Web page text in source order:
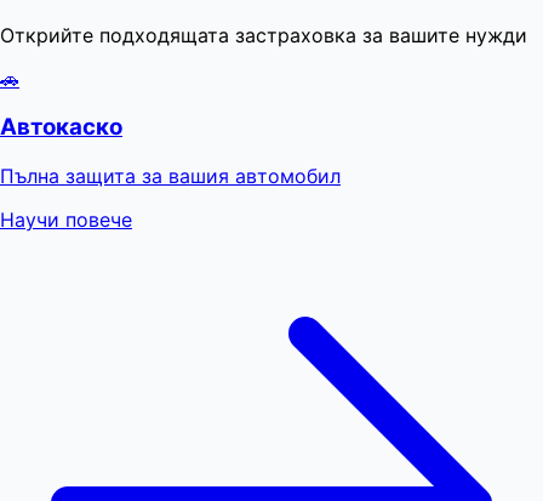
Открийте подходящата застраховка за вашите нужди
🚗
Автокаско
Пълна защита за вашия автомобил
Научи повече